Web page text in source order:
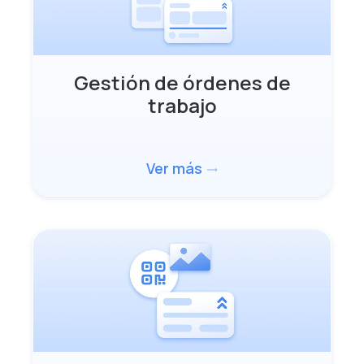
Gestión de órdenes de
trabajo
Ver más trending_flat